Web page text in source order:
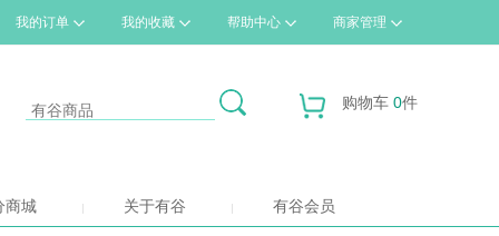
我的订单 我的收藏 帮助中心 商家管理
购物车 0件
商城 关于有谷 有谷会员